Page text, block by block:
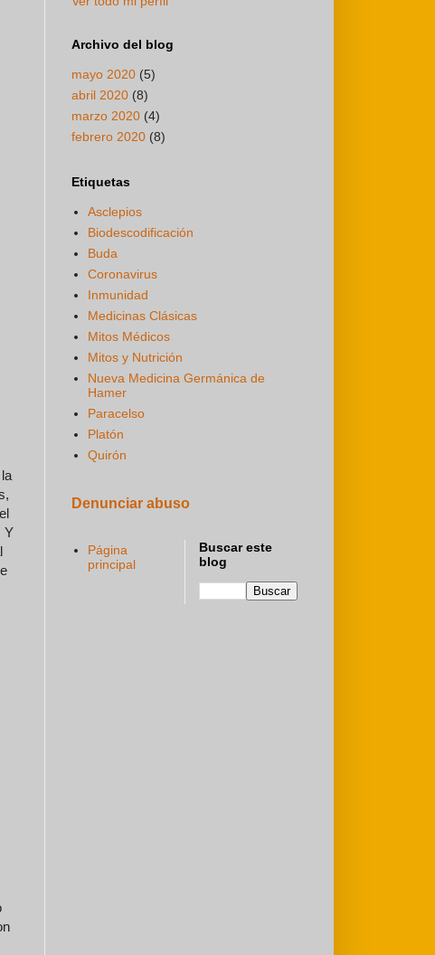
Y
Archivo del blog
mayo 2020 (5)
abril 2020 (8)
marzo 2020 (4)
febrero 2020 (8)
Etiquetas
Asclepios
Biodescodificación
Buda
Coronavirus
Inmunidad
Medicinas Clásicas
Mitos Médicos
Mitos y Nutrición
Nueva Medicina Germánica de
Hamer
Paracelso
Platón
Quirón
Denunciar abuso
Página
principal
Buscar este
blog